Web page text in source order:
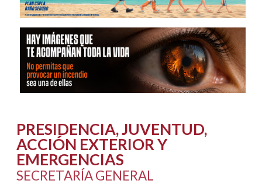
PRESIDENCIA, JUVENTUD,
ACCIÓN EXTERIOR Y
EMERGENCIAS
SECRETARÍA GENERAL